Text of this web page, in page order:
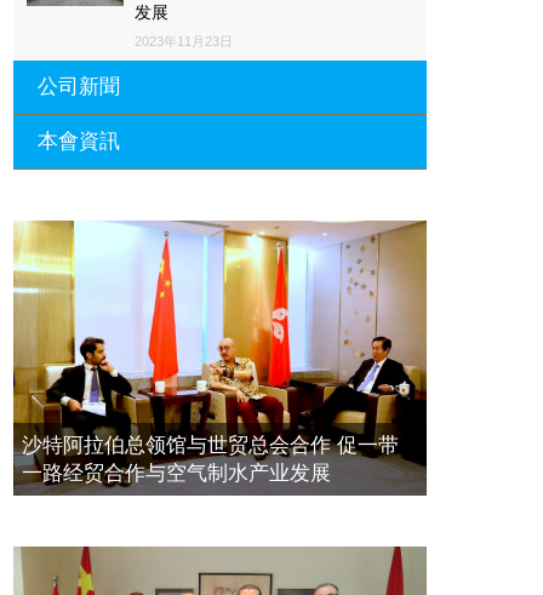
发展
2023年11月23日
公司新聞
一带一路经贸合作与空气制水产业发
2023年11月23日
埃及总领事会晤拿督斯里吴罡豪 促一
带一路经贸合作与空气制水产业发展
2023年11月23日
拿督斯里吴罡豪晤土耳其总领事 促一
带一路经贸合作与空气制水产业发展
2023年11月23日
本會資訊
長瑚蒞臨 天泉鼎豐深圳總部及國際標
量波量子研究院
2021年12月10日
標量波光量子導入系統聯合國總部拿
督斯裏吳達鎔教授首發
2021年12月10日
空氣制水發明人吳達鎔出席聯合國環
境科政商管治聯盟會議
沙特阿拉伯总领馆与世贸总会合作 促一带
一路经贸合作与空气制水产业发展